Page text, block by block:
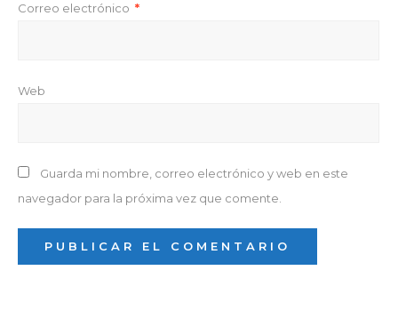
Correo electrónico *
Web
Guarda mi nombre, correo electrónico y web en este
navegador para la próxima vez que comente.